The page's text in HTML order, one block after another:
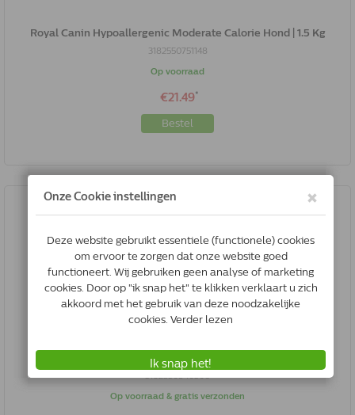
Royal Canin Hypoallergenic Moderate Calorie Hond | 1.5 Kg
3182550751148
Op voorraad
€21.49*
Bestel
Royal Canin Hypoallergenic Moderate Calorie Hond | 14 Kg
3182550940306
Op voorraad & gratis verzonden